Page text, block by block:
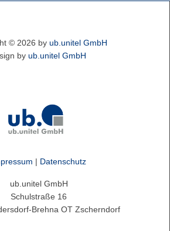
© 2026 by ub.unitel GmbH
by ub.unitel GmbH
| Datenschutz
ub.unitel GmbH
Schulstraße 16
Brehna OT Zscherndorf